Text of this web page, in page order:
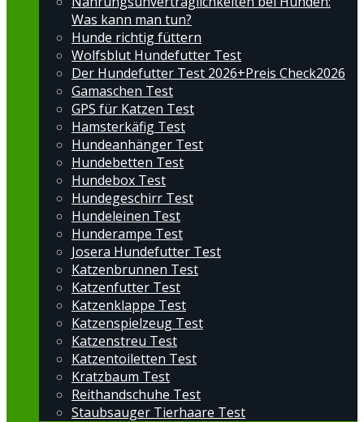
Was kann man tun?
Hunde richtig füttern
Wolfsblut Hundefutter Test
Der Hundefutter Test 2026+Preis Check2026
Gamaschen Test
GPS für Katzen Test
Hamsterkäfig Test
Hundeanhänger Test
Hundebetten Test
Hundebox Test
Hundegeschirr Test
Hundeleinen Test
Hunderampe Test
Josera Hundefutter Test
Katzenbrunnen Test
Katzenfutter Test
Katzenklappe Test
Katzenspielzeug Test
Katzenstreu Test
Katzentoiletten Test
Kratzbaum Test
Reithandschuhe Test
Staubsauger Tierhaare Test